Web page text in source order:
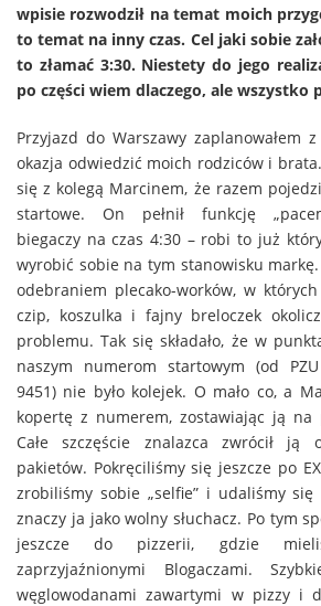
wpisie rozwodził na temat moich
to temat na inny czas. Cel jaki sobie
to złamać 3:30. Niestety do jego
po części wiem dlaczego, ale wszystko
Przyjazd do Warszawy zaplanowałem
okazja odwiedzić moich rodziców i
się z kolegą Marcinem, że razem
startowe. On pełnił funkcję
biegaczy na czas 4:30 – robi to już
wyrobić sobie na tym stanowisku
odebraniem plecako-worków, w
czip, koszulka i fajny breloczek
problemu. Tak się składało, że w
naszym numerom startowym (od
9451) nie było kolejek. O mało co, a
kopertę z numerem, zostawiając ją na
Całe szczęście znalazca zwrócił ją
pakietów. Pokręciliśmy się jeszcze po
zrobiliśmy sobie „selfie” i udaliśmy
znaczy ja jako wolny słuchacz. Po tym
jeszcze do pizzerii, gdzie
zaprzyjaźnionymi Blogaczami.
węglowodanami zawartymi w pizzy i